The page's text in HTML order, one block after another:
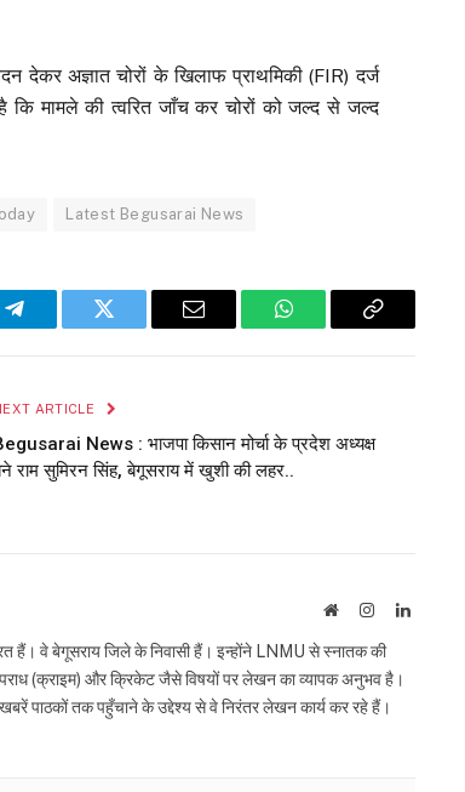
देकर अज्ञात चोरों के खिलाफ प्राथमिकी (FIR) दर्ज
मामले की त्वरित जाँच कर चोरों को जल्द से जल्द
Latest Begusarai News
Telegram Twitter Email WhatsAppCopy
ARTICLE
News : भाजपा किसान मोर्चा के प्रदेश अध्यक्ष
राम सुमिरन सिंह, बेगूसराय में खुशी की लहर..
WebsiteInstagramLinkedIn
हैं। वे बेगूसराय जिले के निवासी हैं। इन्होंने LNMU से स्नातक की
(क्राइम) और क्रिकेट जैसे विषयों पर लेखन का व्यापक अनुभव है।
तक पहुँचाने के उद्देश्य से वे निरंतर लेखन कार्य कर रहे हैं।